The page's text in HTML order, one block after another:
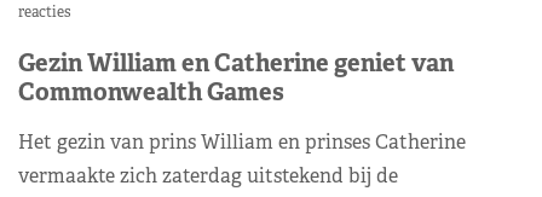
reacties
Gezin William en Catherine geniet van
Commonwealth Games
Het gezin van prins William en prinses Catherine
vermaakte zich zaterdag uitstekend bij de